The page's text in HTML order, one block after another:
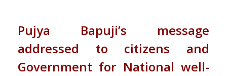
Pujya Bapuji’s message
addressed to citizens and
Government for National well-